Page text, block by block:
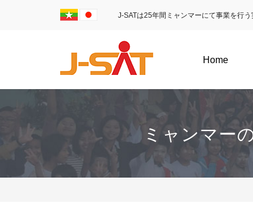
J-SATは25年間ミャンマーにて事業を行
Home
ミャンマー